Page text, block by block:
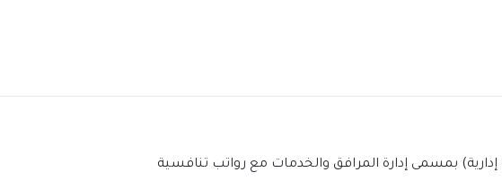
بمسمى إدارة المرافق والخدمات مع رواتب تنافسية